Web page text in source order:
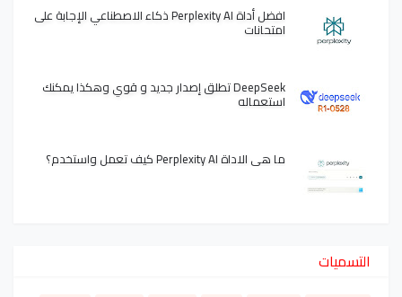
افضل أداة Perplexity AI ذكاء الاصطناعي الإجابة على
امتحانات
DeepSeek تطلق إصدار جديد و قوي وهكذا يمكنك
استعماله
ما هي الاداة Perplexity AI كيف تعمل واستخدم؟
التسميات